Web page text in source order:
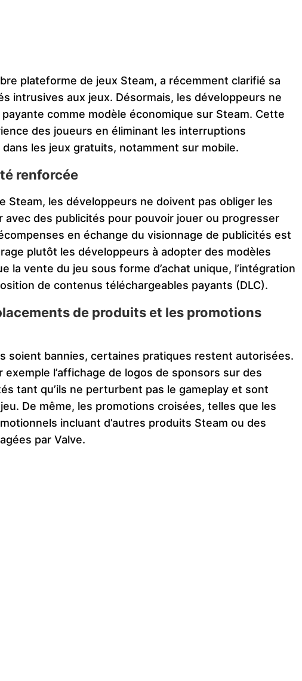
plateforme de jeux Steam, a récemment clarifié sa
intrusives aux jeux. Désormais, les développeurs ne
comme modèle économique sur Steam. Cette
des joueurs en éliminant les interruptions
les jeux gratuits, notamment sur mobile.
renforcée
Steam, les développeurs ne doivent pas obliger les
avec des publicités pour pouvoir jouer ou progresser
en échange du visionnage de publicités est
plutôt les développeurs à adopter des modèles
la vente du jeu sous forme d’achat unique, l’intégration
de contenus téléchargeables payants (DLC).
de produits et les promotions
soient bannies, certaines pratiques restent autorisées.
l’affichage de logos de sponsors sur des
tant qu’ils ne perturbent pas le gameplay et sont
De même, les promotions croisées, telles que les
incluant d’autres produits Steam ou des
par Valve.